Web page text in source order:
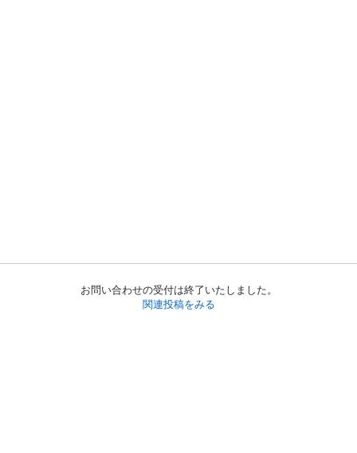
お問い合わせの受付は終了いたしました。
関連投稿をみる